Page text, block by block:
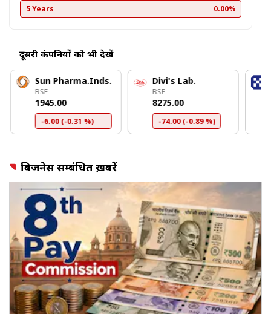
5 Years 0.00%
दूसरी कंपनियों को भी देखें
Sun Pharma.Inds.
BSE
₹1945.00
-6.00 (-0.31 %)
Divi's Lab.
BSE
₹8275.00
-74.00 (-0.89 %)
बिजनेस सम्बंधित ख़बरें